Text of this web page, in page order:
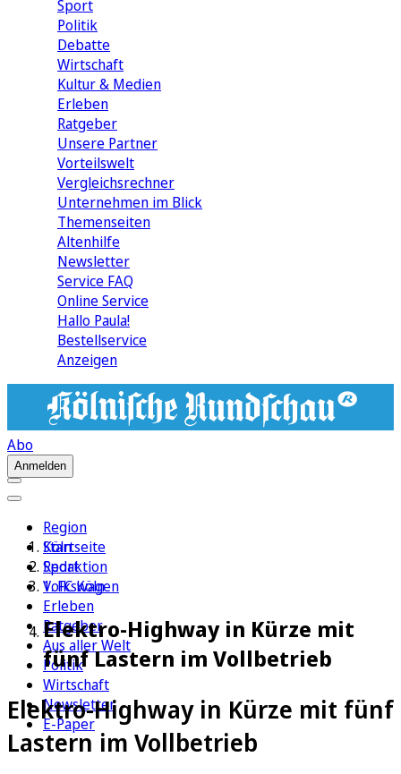
Sport
Politik
Debatte
Wirtschaft
Kultur & Medien
Erleben
Ratgeber
Unsere Partner
Vorteilswelt
Vergleichsrechner
Unternehmen im Blick
Themenseiten
Altenhilfe
Newsletter
Service FAQ
Online Service
Hallo Paula!
Bestellservice
Anzeigen
Abo
Anmelden
Region
Köln
Sport
1. FC Köln
Erleben
Ratgeber
Aus aller Welt
Politik
Wirtschaft
Newsletter
E-Paper
Startseite
Redaktion
Volkswagen
Elektro-Highway in Kürze mit
fünf Lastern im Vollbetrieb
Elektro-Highway in Kürze mit fünf
Lastern im Vollbetrieb